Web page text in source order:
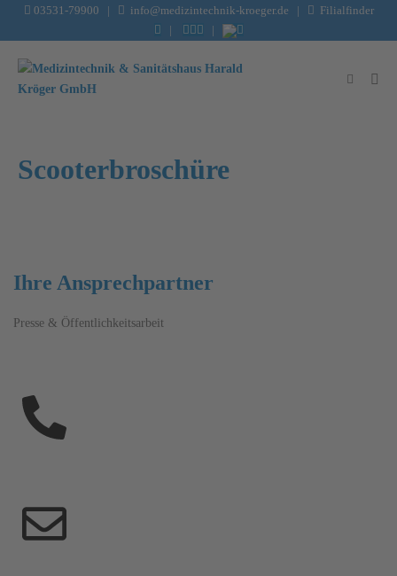
03531-79900 | info@medizintechnik-kroeger.de |
Filialfinder
|
|
Scooterbroschüre
Ihre Ansprechpartner
Presse & Öffentlichkeitsarbeit